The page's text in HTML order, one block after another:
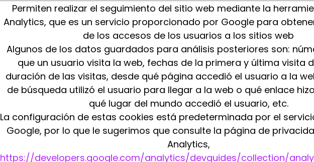
Permiten realizar el seguimiento del sitio web mediante la
Analytics, que es un servicio proporcionado por Google para
de los accesos de los usuarios a los sitios web
Algunos de los datos guardados para análisis posteriores son:
que un usuario visita la web, fechas de la primera y última visita
duración de las visitas, desde qué página accedió el usuario a la
de búsqueda utilizó el usuario para llegar a la web o qué enlace
qué lugar del mundo accedió el usuario, etc.
La configuración de estas cookies está predeterminada por el
Google, por lo que le sugerimos que consulte la página de
Analytics,
https://developers.google.com/analytics/devguides/collection/